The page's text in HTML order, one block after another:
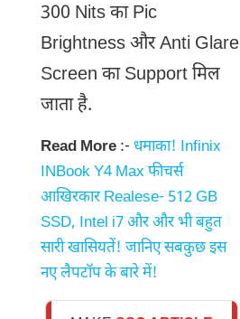
300 Nits का Pic
Brightness और Anti Glare
Screen का Support मिल
जाता है.
Read More :- धमाका! Infinix
INBook Y4 Max फीचर्स
आखिरकार Realese- 512 GB
SSD, Intel i7 और और भी बहुत
सारी खासियतें! जानिए सबकुछ इस
नए लैपटॉप के बारे में!